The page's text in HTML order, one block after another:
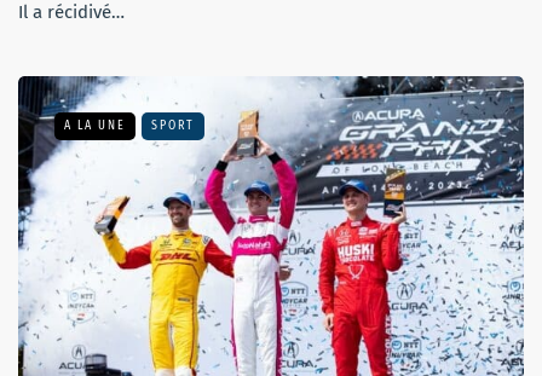
Il a récidivé…
A LA UNE SPORT